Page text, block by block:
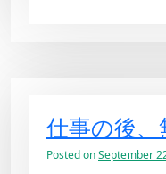
仕事の後
Posted onSeptember